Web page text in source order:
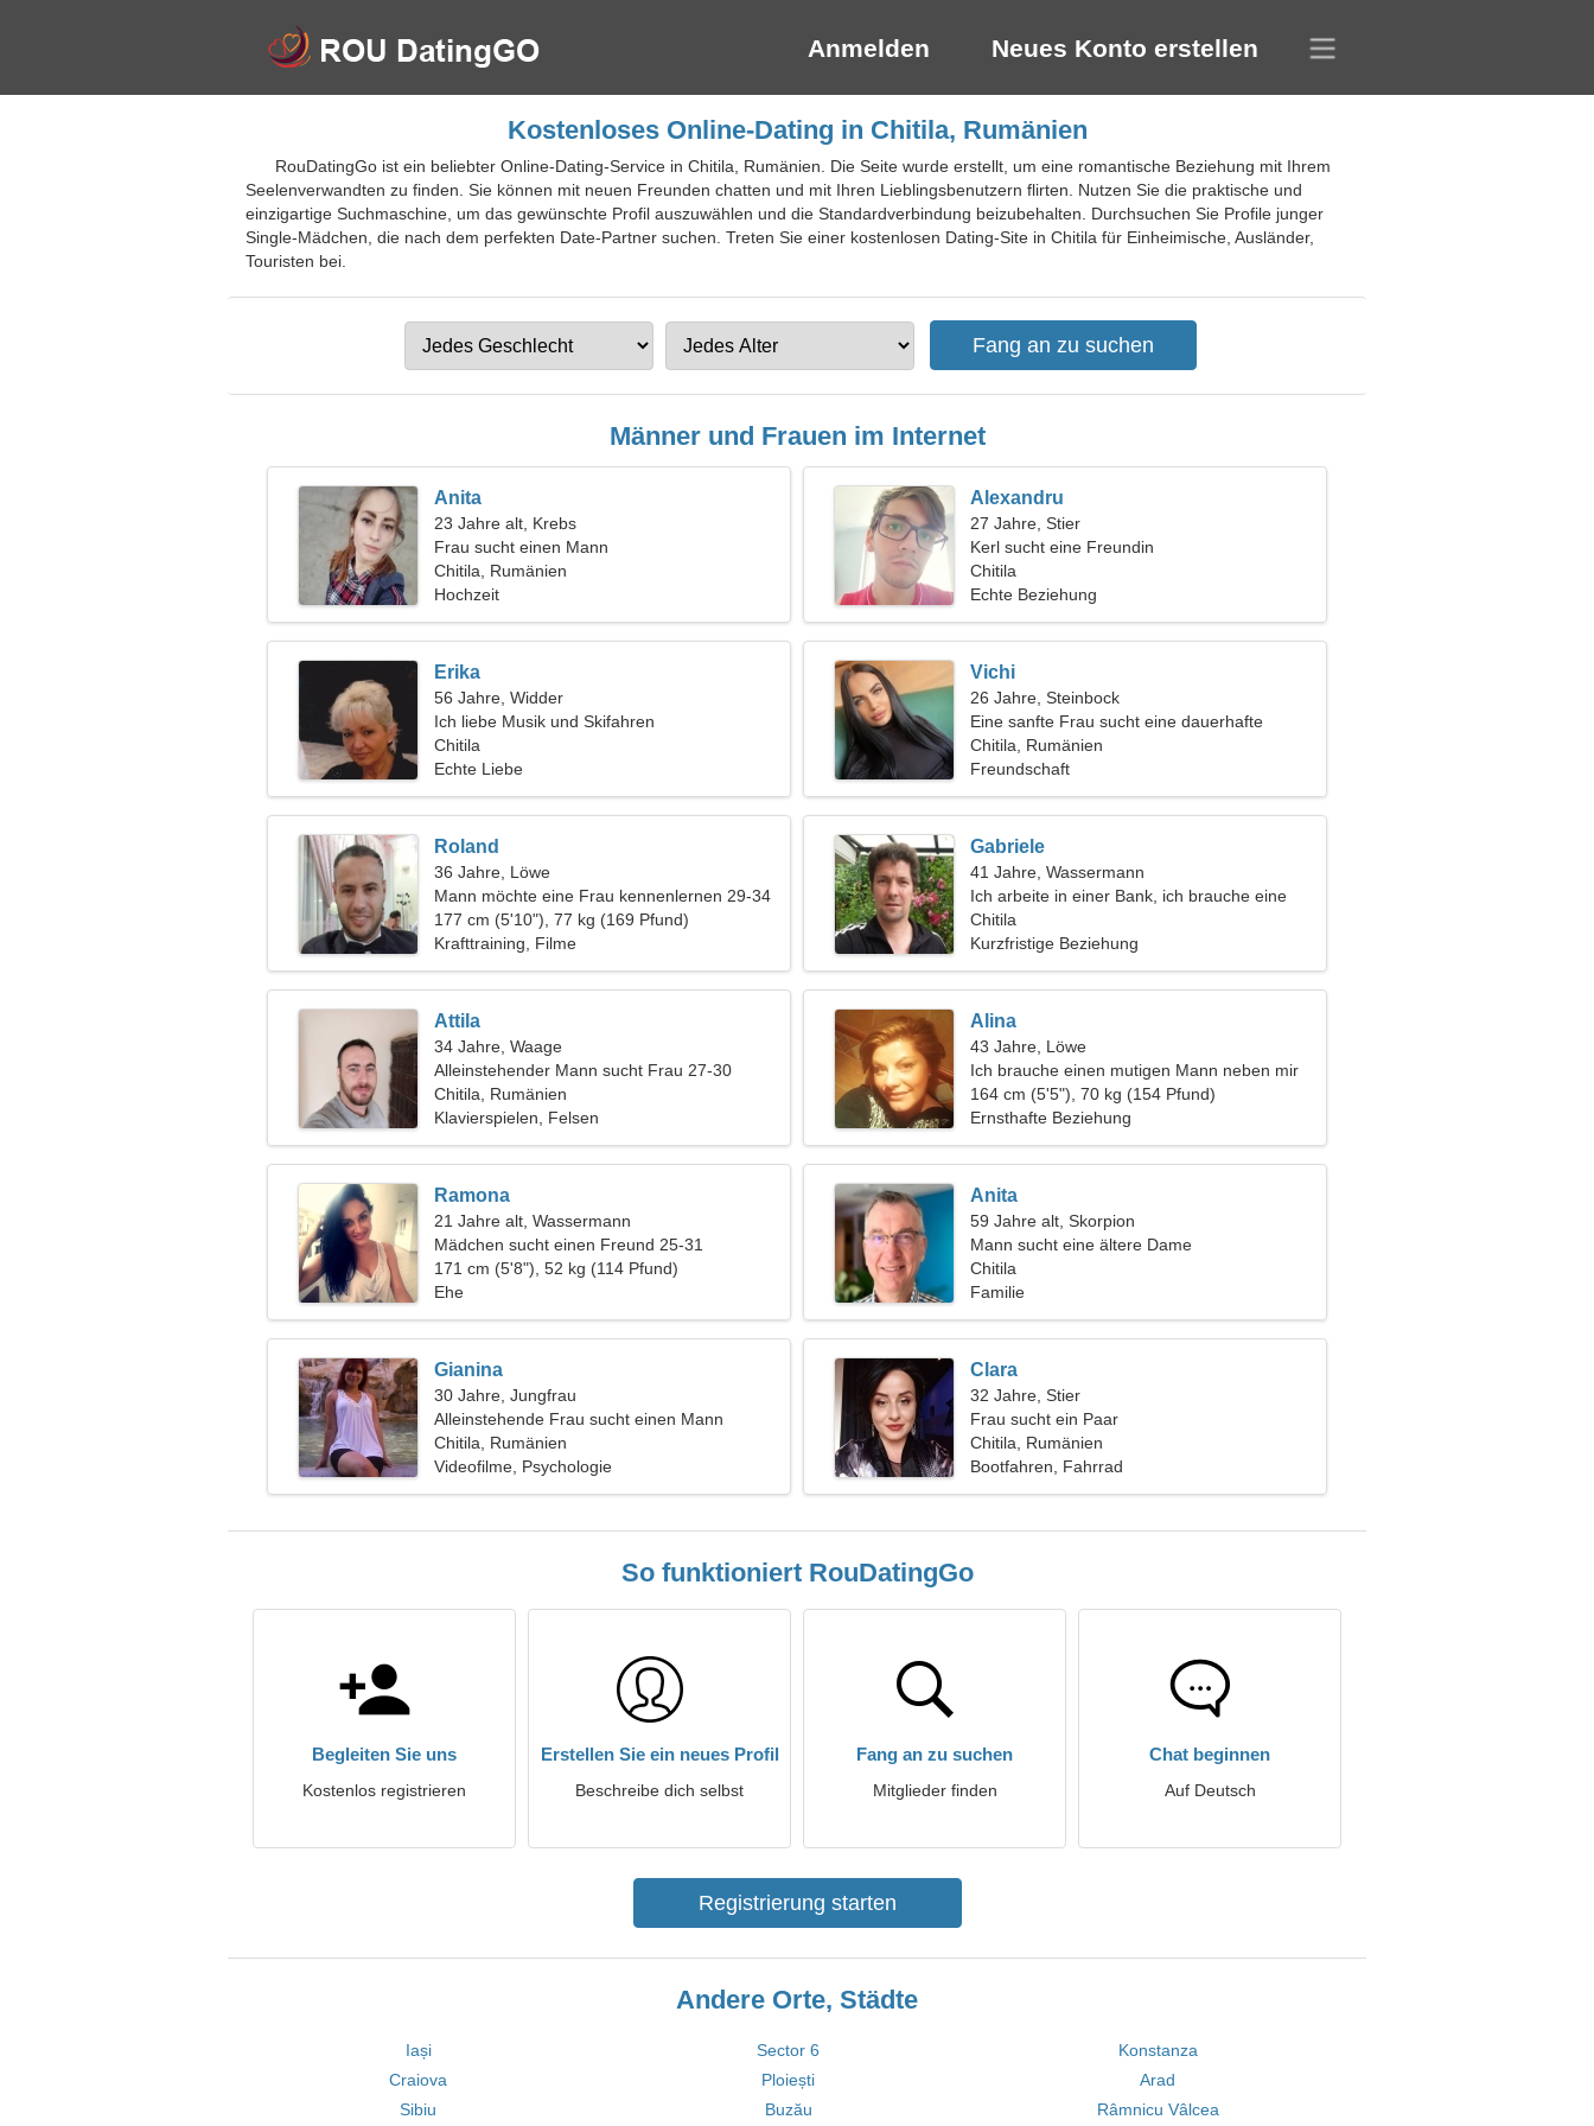
Anmelden Neues Konto erstellen
Kostenloses Online-Dating in Chitila, Rumänien
RouDatingGo ist ein beliebter Online-Dating-Service in Chitila, Rumänien. Die Seite wurde erstellt, um eine romantische Beziehung mit Ihrem
Seelenverwandten zu finden. Sie können mit neuen Freunden chatten und mit Ihren Lieblingsbenutzern flirten. Nutzen Sie die praktische und
einzigartige Suchmaschine, um das gewünschte Profil auszuwählen und die Standardverbindung beizubehalten. Durchsuchen Sie Profile junger
Single-Mädchen, die nach dem perfekten Date-Partner suchen. Treten Sie einer kostenlosen Dating-Site in Chitila für Einheimische, Ausländer,
Touristen bei.
Männer und Frauen im Internet
Anita
23 Jahre alt, Krebs
Frau sucht einen Mann
Chitila, Rumänien
Hochzeit
Alexandru
27 Jahre, Stier
Kerl sucht eine Freundin
Chitila
Echte Beziehung
Erika
56 Jahre, Widder
Ich liebe Musik und Skifahren
Chitila
Echte Liebe
Vichi
26 Jahre, Steinbock
Eine sanfte Frau sucht eine dauerhafte
Beziehung
Chitila, Rumänien
Freundschaft
Roland
36 Jahre, Löwe
Mann möchte eine Frau kennenlernen 29-34
177 cm (5'10"), 77 kg (169 Pfund)
Krafttraining, Filme
Gabriele
41 Jahre, Wassermann
Ich arbeite in einer Bank, ich brauche eine
verspielte Frau
Chitila
Kurzfristige Beziehung
Attila
34 Jahre, Waage
Alleinstehender Mann sucht Frau 27-30
Chitila, Rumänien
Klavierspielen, Felsen
Alina
43 Jahre, Löwe
Ich brauche einen mutigen Mann neben mir
164 cm (5'5"), 70 kg (154 Pfund)
Ernsthafte Beziehung
Ramona
21 Jahre alt, Wassermann
Mädchen sucht einen Freund 25-31
171 cm (5'8"), 52 kg (114 Pfund)
Ehe
Anita
59 Jahre alt, Skorpion
Mann sucht eine ältere Dame
Chitila
Familie
Gianina
30 Jahre, Jungfrau
Alleinstehende Frau sucht einen Mann
Chitila, Rumänien
Videofilme, Psychologie
Clara
32 Jahre, Stier
Frau sucht ein Paar
Chitila, Rumänien
Bootfahren, Fahrrad
So funktioniert RouDatingGo
Begleiten Sie uns
Kostenlos registrieren
Erstellen Sie ein neues Profil
Beschreibe dich selbst
Fang an zu suchen
Mitglieder finden
Chat beginnen
Auf Deutsch
Registrierung starten
Andere Orte, Städte
Iași Sector 6
Konstanza
Craiova
Ploiești
Arad
Sibiu
Buzău Râmnicu Vâlcea